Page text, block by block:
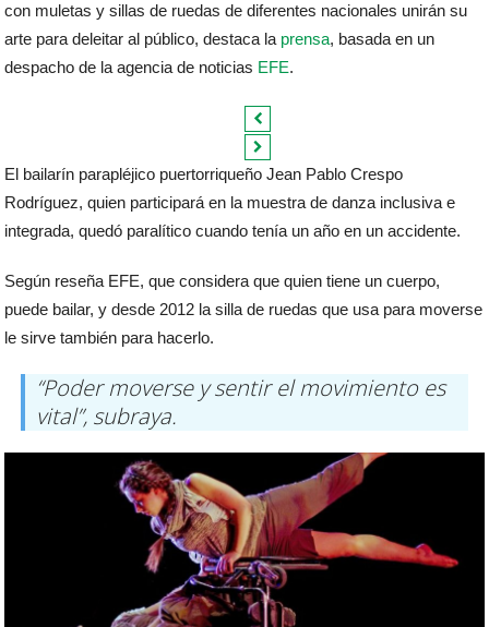
con muletas y sillas de ruedas de diferentes nacionales unirán su
arte para deleitar al público, destaca la prensa, basada en un
despacho de la agencia de noticias EFE.
El bailarín parapléjico puertorriqueño Jean Pablo Crespo
Rodríguez, quien participará en la muestra de danza inclusiva e
integrada, quedó paralítico cuando tenía un año en un accidente.
Según reseña EFE, que considera que quien tiene un cuerpo,
puede bailar, y desde 2012 la silla de ruedas que usa para moverse
le sirve también para hacerlo.
“Poder moverse y sentir el movimiento es
vital”, subraya.